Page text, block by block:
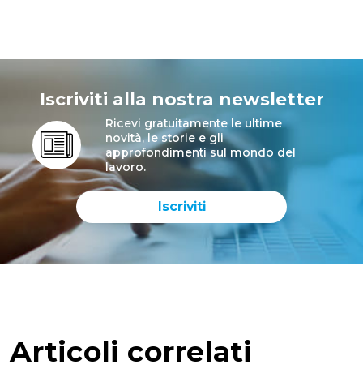
Iscriviti alla nostra newsletter
Ricevi gratuitamente le ultime
novità, le storie e gli
approfondimenti sul mondo del
lavoro.
Iscriviti
Articoli correlati